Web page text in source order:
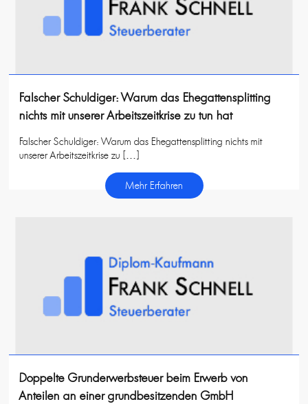
Falscher Schuldiger: Warum das Ehegattensplitting
nichts mit unserer Arbeitszeitkrise zu tun hat
Falscher Schuldiger: Warum das Ehegattensplitting nichts mit
unserer Arbeitszeitkrise zu […]
Mehr Erfahren
Doppelte Grunderwerbsteuer beim Erwerb von
Anteilen an einer grundbesitzenden GmbH